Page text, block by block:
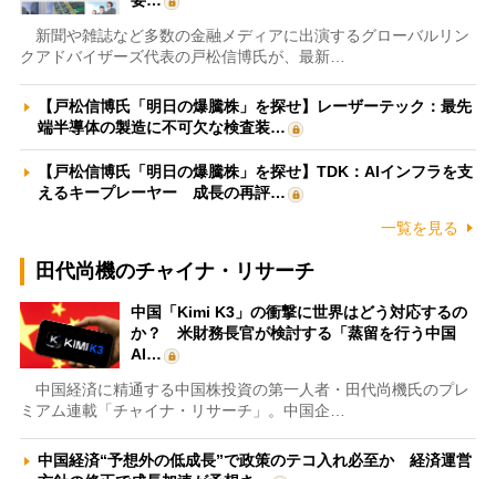
新聞や雑誌など多数の金融メディアに出演するグローバルリン
クアドバイザーズ代表の戸松信博氏が、最新…
【戸松信博氏「明日の爆騰株」を探せ】レーザーテック：最先
端半導体の製造に不可欠な検査装…
【戸松信博氏「明日の爆騰株」を探せ】TDK：AIインフラを支
えるキープレーヤー 成長の再評…
一覧を見る
田代尚機のチャイナ・リサーチ
中国「Kimi K3」の衝撃に世界はどう対応するの
か？ 米財務長官が検討する「蒸留を行う中国
AI…
中国経済に精通する中国株投資の第一人者・田代尚機氏のプレ
ミアム連載「チャイナ・リサーチ」。中国企…
中国経済“予想外の低成長”で政策のテコ入れ必至か 経済運営